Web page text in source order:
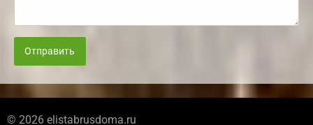
Отправить
© 2026 elistabrusdoma.ru